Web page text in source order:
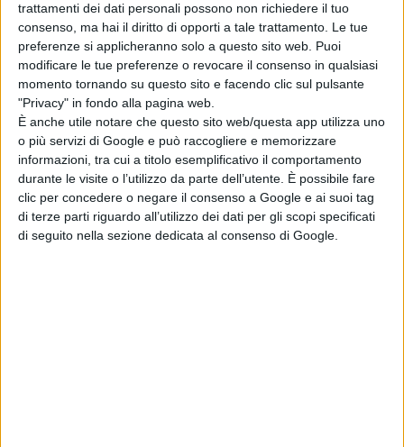
trattamenti dei dati personali possono non richiedere il tuo
consenso, ma hai il diritto di opporti a tale trattamento. Le tue
preferenze si applicheranno solo a questo sito web. Puoi
modificare le tue preferenze o revocare il consenso in qualsiasi
momento tornando su questo sito e facendo clic sul pulsante
"Privacy" in fondo alla pagina web.
È anche utile notare che questo sito web/questa app utilizza uno
o più servizi di Google e può raccogliere e memorizzare
informazioni, tra cui a titolo esemplificativo il comportamento
durante le visite o l’utilizzo da parte dell’utente. È possibile fare
clic per concedere o negare il consenso a Google e ai suoi tag
di terze parti riguardo all’utilizzo dei dati per gli scopi specificati
di seguito nella sezione dedicata al consenso di Google.
sua esperienza come componente del Consiglio delle
Autonomie Locali. “Sono stati due anni e mezzo
importanti che hanno arricchito anche le mie
conoscenze amministrative grazie al confronto e allo
scambio di informazioni con i colleghi. Spero come
Presidente di riuscire a ottenere il massimo dei risultati
cercando di coinvolgere tutti. Possiamo incidere solo se
riusciamo a essere un gruppo di amministratori
compatto. Per questo ho bisogno anche del vostro